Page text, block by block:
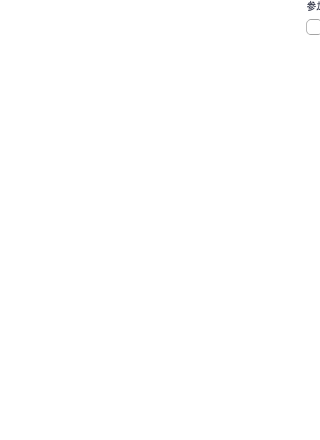
参